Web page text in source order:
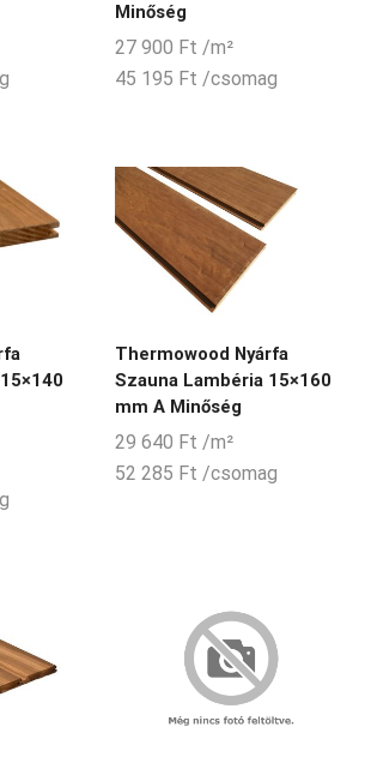
Minőség
27 900 Ft /m²
45 195 Ft /csomag
Thermowood Nyárfa
Szauna Lambéria 15×160
mm A Minőség
29 640 Ft /m²
52 285 Ft /csomag